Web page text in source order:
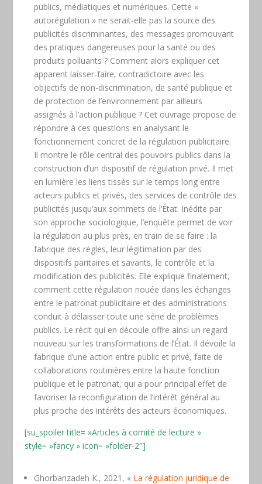
publics, médiatiques et numériques. Cette «
autorégulation » ne serait-elle pas la source des
publicités discriminantes, des messages promouvant
des pratiques dangereuses pour la santé ou des
produits polluants ? Comment alors expliquer cet
apparent laisser-faire, contradictoire avec les
objectifs de non-discrimination, de santé publique et
de protection de l’environnement par ailleurs
assignés à l’action publique ? Cet ouvrage propose de
répondre à ces questions en analysant le
fonctionnement concret de la régulation publicitaire.
Il montre le rôle central des pouvoirs publics dans la
construction d’un dispositif de régulation privé. Il met
en lumière les liens tissés sur le temps long entre
acteurs publics et privés, des services de contrôle des
publicités jusqu’aux sommets de l’État. Inédite par
son approche sociologique, l’enquête permet de voir
la régulation au plus près, en train de se faire : la
fabrique des règles, leur légitimation par des
dispositifs paritaires et savants, le contrôle et la
modification des publicités. Elle explique finalement,
comment cette régulation nouée dans les échanges
entre le patronat publicitaire et des administrations
conduit à délaisser toute une série de problèmes
publics. Le récit qui en découle offre ainsi un regard
nouveau sur les transformations de l’État. Il dévoile la
fabrique d’une action entre public et privé, faite de
collaborations routinières entre la haute fonction
publique et le patronat, qui a pour principal effet de
favoriser la reconfiguration de l’intérêt général au
plus proche des intérêts des acteurs économiques.
[su_spoiler title= »Articles à comité de lecture »
style= »fancy » icon= »folder-2″]
Ghorbanzadeh K., 2021, « La régulation juridique de